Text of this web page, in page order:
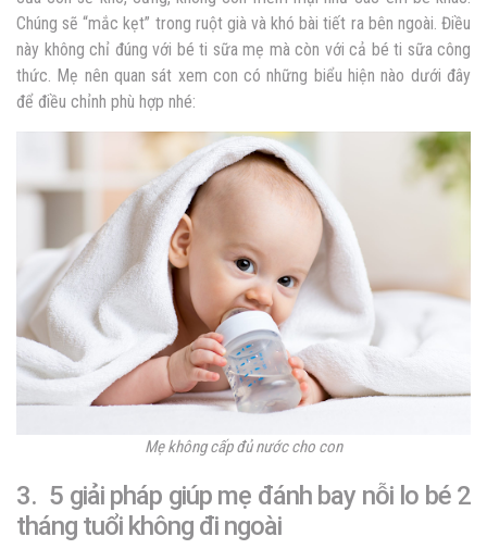
Chúng sẽ “mắc kẹt” trong ruột già và khó bài tiết ra bên ngoài. Điều
này không chỉ đúng với bé ti sữa mẹ mà còn với cả bé ti sữa công
thức. Mẹ nên quan sát xem con có những biểu hiện nào dưới đây
để điều chỉnh phù hợp nhé:
Mẹ không cấp đủ nước cho con
3. 5 giải pháp giúp mẹ đánh bay nỗi lo bé 2
tháng tuổi không đi ngoài